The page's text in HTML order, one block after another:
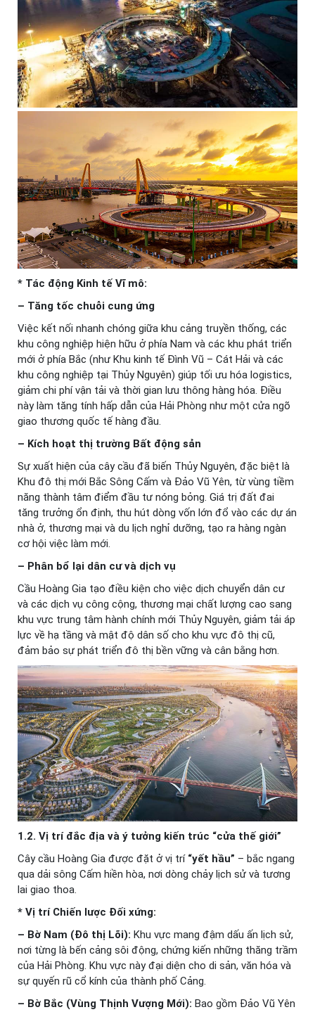
* Tác động Kinh tế Vĩ mô:
– Tăng tốc chuỗi cung ứng
Việc kết nối nhanh chóng giữa khu cảng truyền thống, các
khu công nghiệp hiện hữu ở phía Nam và các khu phát triển
mới ở phía Bắc (như Khu kinh tế Đình Vũ – Cát Hải và các
khu công nghiệp tại Thủy Nguyên) giúp tối ưu hóa logistics,
giảm chi phí vận tải và thời gian lưu thông hàng hóa. Điều
này làm tăng tính hấp dẫn của Hải Phòng như một cửa ngõ
giao thương quốc tế hàng đầu.
– Kích hoạt thị trường Bất động sản
Sự xuất hiện của cây cầu đã biến Thủy Nguyên, đặc biệt là
Khu đô thị mới Bắc Sông Cấm và Đảo Vũ Yên, từ vùng tiềm
năng thành tâm điểm đầu tư nóng bỏng. Giá trị đất đai
tăng trưởng ổn định, thu hút dòng vốn lớn đổ vào các dự án
nhà ở, thương mại và du lịch nghỉ dưỡng, tạo ra hàng ngàn
cơ hội việc làm mới.
– Phân bổ lại dân cư và dịch vụ
Cầu Hoàng Gia tạo điều kiện cho việc dịch chuyển dân cư
và các dịch vụ công cộng, thương mại chất lượng cao sang
khu vực trung tâm hành chính mới Thủy Nguyên, giảm tải áp
lực về hạ tầng và mật độ dân số cho khu vực đô thị cũ,
đảm bảo sự phát triển đô thị bền vững và cân bằng hơn.
1.2. Vị trí đắc địa và ý tưởng kiến trúc “cửa thế giới”
Cây cầu Hoàng Gia được đặt ở vị trí “yết hầu” – bắc ngang
qua dải sông Cấm hiền hòa, nơi dòng chảy lịch sử và tương
lai giao thoa.
* Vị trí Chiến lược Đối xứng:
– Bờ Nam (Đô thị Lõi): Khu vực mang đậm dấu ấn lịch sử,
nơi từng là bến cảng sôi động, chứng kiến những thăng trầm
của Hải Phòng. Khu vực này đại diện cho di sản, văn hóa và
sự quyến rũ cổ kính của thành phố Cảng.
– Bờ Bắc (Vùng Thịnh Vượng Mới): Bao gồm Đảo Vũ Yên